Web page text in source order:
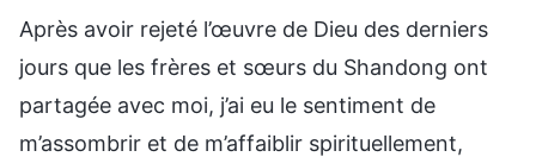
Après avoir rejeté l’œuvre de Dieu des derniers
jours que les frères et sœurs du Shandong ont
partagée avec moi, j’ai eu le sentiment de
m’assombrir et de m’affaiblir spirituellement,